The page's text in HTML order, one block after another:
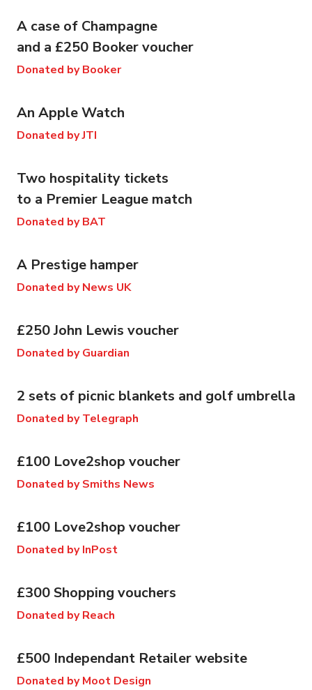
A case of Champagne
and a £250 Booker voucher
Donated by Booker
An Apple Watch
Donated by JTI
Two hospitality tickets
to a Premier League match
Donated by BAT
A Prestige hamper
Donated by News UK
£250 John Lewis voucher
Donated by Guardian
2 sets of picnic blankets and golf umbrella
Donated by Telegraph
£100 Love2shop voucher
Donated by Smiths News
£100 Love2shop voucher
Donated by InPost
£300 Shopping vouchers
Donated by Reach
£500 Independant Retailer website
Donated by Moot Design